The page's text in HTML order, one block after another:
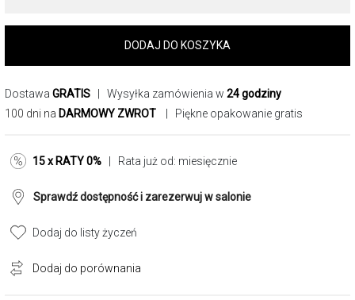
DODAJ DO KOSZYKA
Dostawa GRATIS | Wysyłka zamówienia w 24 godziny
100 dni na DARMOWY ZWROT | Piękne opakowanie gratis
15 x RATY 0% | Rata już od: miesięcznie
Sprawdź dostępność i zarezerwuj w salonie
Dodaj do listy życzeń
Dodaj do porównania